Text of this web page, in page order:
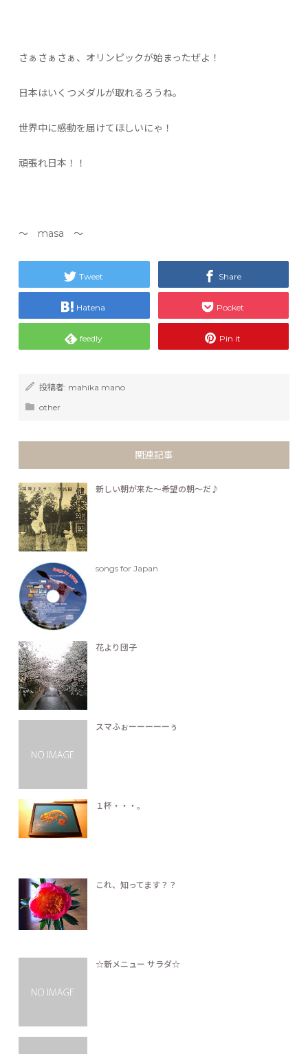
さぁさぁさぁ、オリンピックが始まったぜよ！
日本はいくつメダルが取れるろうね。
世界中に感動を届けてほしいにゃ！
頑張れ日本！！
〜 masa 〜
Tweet Share
Hatena Pocket
feedly Pin it
投稿者: mahika mano
other
関連記事
新しい朝が来た〜希望の朝〜だ♪
songs for Japan
花より団子
スマふぉーーーーーぅ
１杯・・・。
これ、知ってます？？
☆新メニュー サラダ☆